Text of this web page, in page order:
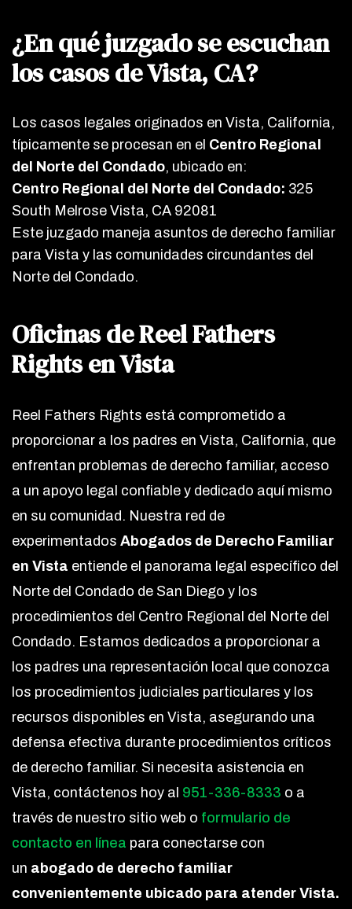
¿En qué juzgado se escuchan
los casos de Vista, CA?
Los casos legales originados en Vista, California,
típicamente se procesan en el Centro Regional
del Norte del Condado, ubicado en:
Centro Regional del Norte del Condado: 325
South Melrose Vista, CA 92081
Este juzgado maneja asuntos de derecho familiar
para Vista y las comunidades circundantes del
Norte del Condado.
Oficinas de Reel Fathers
Rights en Vista
Reel Fathers Rights está comprometido a
proporcionar a los padres en Vista, California, que
enfrentan problemas de derecho familiar, acceso
a un apoyo legal confiable y dedicado aquí mismo
en su comunidad. Nuestra red de
experimentados Abogados de Derecho Familiar
en Vista entiende el panorama legal específico del
Norte del Condado de San Diego y los
procedimientos del Centro Regional del Norte del
Condado. Estamos dedicados a proporcionar a
los padres una representación local que conozca
los procedimientos judiciales particulares y los
recursos disponibles en Vista, asegurando una
defensa efectiva durante procedimientos críticos
de derecho familiar. Si necesita asistencia en
Vista, contáctenos hoy al 951-336-8333 o a
través de nuestro sitio web o formulario de
contacto en línea para conectarse con
un abogado de derecho familiar
convenientemente ubicado para atender Vista.